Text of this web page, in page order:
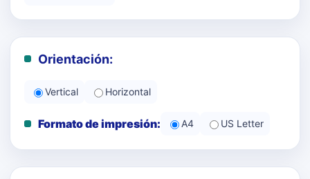
Orientación:
Vertical Horizontal
Formato de impresión: A4 US Letter